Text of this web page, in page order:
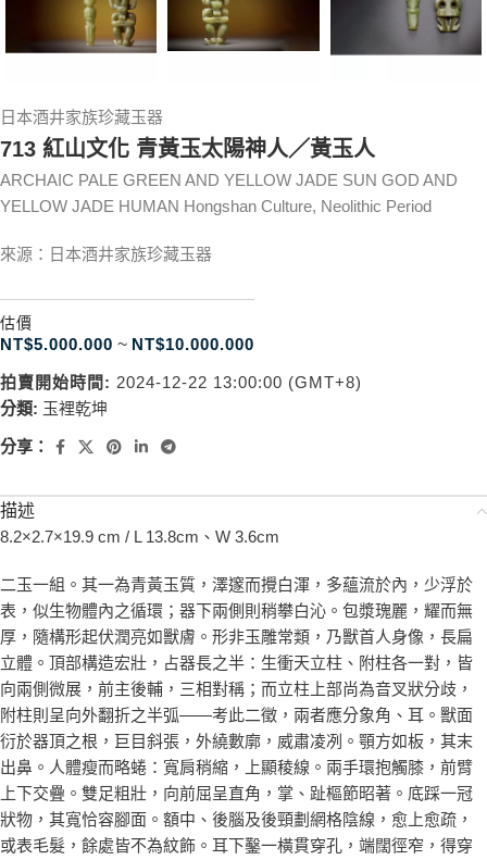
日本酒井家族珍藏玉器
713 紅山文化 青黃玉太陽神人／黃玉人
ARCHAIC PALE GREEN AND YELLOW JADE SUN GOD AND
YELLOW JADE HUMAN Hongshan Culture, Neolithic Period
來源：日本酒井家族珍藏玉器
估價
NT$5.000.000 ~ NT$10.000.000
拍賣開始時間: 2024-12-22 13:00:00 (GMT+8)
分類: 玉裡乾坤
分享：
描述
8.2×2.7×19.9 cm / L 13.8cm、W 3.6cm
二玉一組。其一為青黃玉質，澤邃而攪白渾，多蘊流於內，少浮於
表，似生物體內之循環；器下兩側則稍攀白沁。包漿瑰麗，耀而無
厚，隨構形起伏潤亮如獸膚。形非玉雕常類，乃獸首人身像，長扁
立體。頂部構造宏壯，占器長之半：生衝天立柱、附柱各一對，皆
向兩側微展，前主後輔，三相對稱；而立柱上部尚為音叉狀分歧，
附柱則呈向外翻折之半弧——考此二徵，兩者應分象角、耳。獸面
衍於器頂之根，巨目斜張，外繞數廓，威肅凌冽。顎方如板，其末
出鼻。人體瘦而略蜷：寬肩稍縮，上顯稜線。兩手環抱觸膝，前臂
上下交疊。雙足粗壯，向前屈呈直角，掌、趾樞節昭著。底踩一冠
狀物，其寬恰容腳面。額中、後腦及後頸劃網格陰線，愈上愈疏，
或表毛髮，餘處皆不為紋飾。耳下鑿一橫貫穿孔，端闊徑窄，得穿